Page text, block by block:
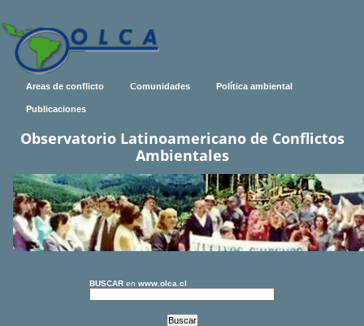
Areas de conflicto Comunidades Política ambiental
Publicaciones
Observatorio Latinoamericano de Conflictos
Ambientales
BUSCAR en www.olca.cl